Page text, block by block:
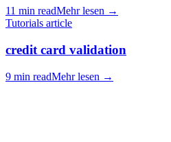
11 min readMehr lesen →
Tutorials article
credit card validation
9 min readMehr lesen →